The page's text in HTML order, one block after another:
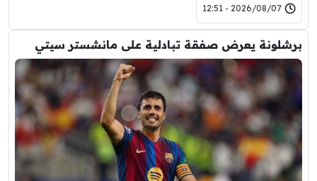
2026/08/07 - 12:51
برشلونة يعرض صفقة تبادلية على مانشستر سيتي